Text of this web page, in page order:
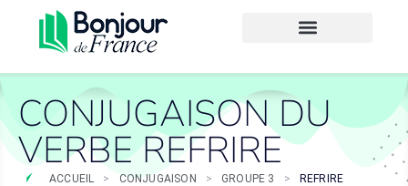
CONJUGAISON DU
VERBE REFRIRE
ACCUEIL > CONJUGAISON > GROUPE 3 > REFRIRE